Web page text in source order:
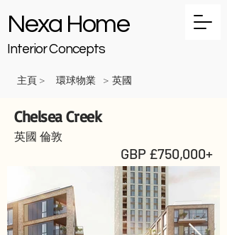
Nexa Home
Interior Concepts
主頁 > 環球物業 > 英國
Chelsea Creek
英國 倫敦
GBP £750,000+